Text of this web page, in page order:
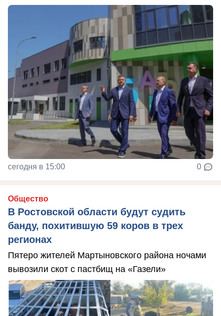
сегодня в 15:00 0
Общество
В Ростовской области будут судить
банду, похитившую 59 коров в трех
регионах
Пятеро жителей Мартыновского района ночами
вывозили скот с пастбищ на «Газели»